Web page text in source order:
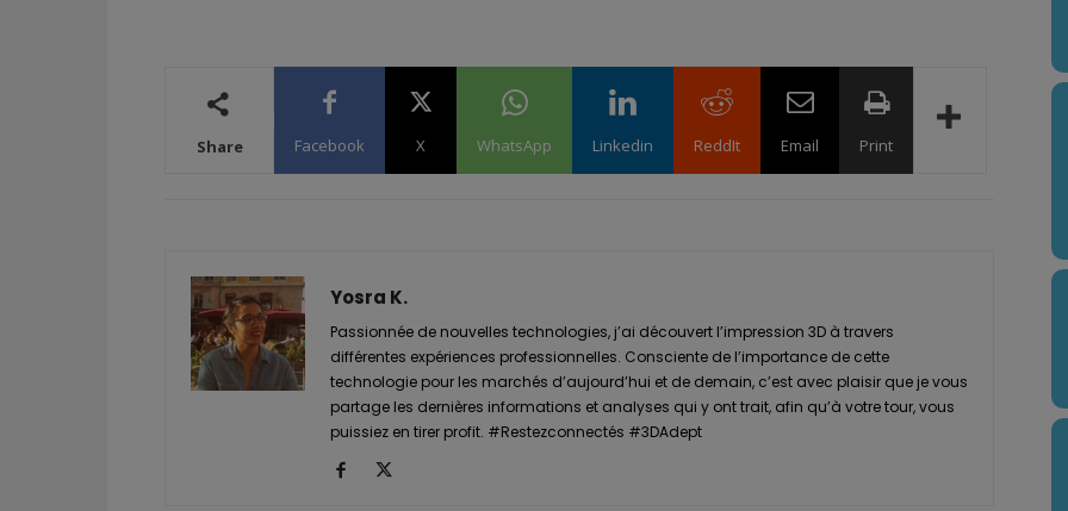
Share Facebook X WhatsApp Linkedin ReddIt Email Print
Yosra K.
Passionnée de nouvelles technologies, j’ai découvert l’impression 3D à travers
différentes expériences professionnelles. Consciente de l’importance de cette
technologie pour les marchés d’aujourd’hui et de demain, c’est avec plaisir que je vous
partage les dernières informations et analyses qui y ont trait, afin qu’à votre tour, vous
puissiez en tirer profit. #Restezconnectés #3DAdept